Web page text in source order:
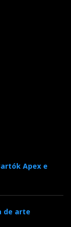
que
que ele
Apex e
de arte